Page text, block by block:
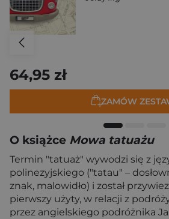
64,95 zł
ZAMÓW
O książce Mowa tatuażu
Termin "tatuaż" wywodzi się z
polinezyjskiego ("tatau" –
znak, malowidło) i został
pierwszy użyty, w relacji z
przez angielskiego podróżnika